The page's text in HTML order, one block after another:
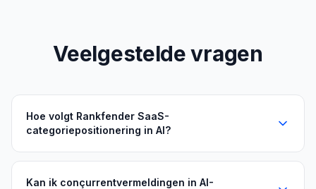
Veelgestelde vragen
Hoe volgt Rankfender SaaS-
categoriepositionering in AI?
Kan ik conçurrentvermeldingen in AI-